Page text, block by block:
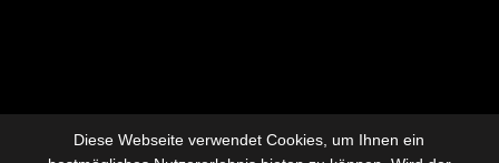
Diese Webseite verwendet Cookies, um Ihnen ein